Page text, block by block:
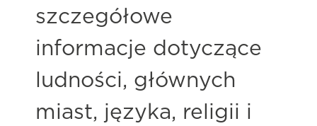
szczegółowe
informacje dotyczące
ludności, głównych
miast, języka, religii i